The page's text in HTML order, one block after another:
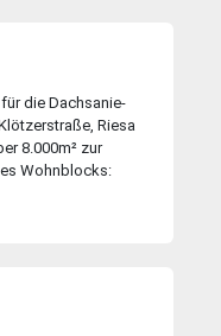
die Dach­sa­nie­
Riesa
8.000m² zur
Wohn­blocks: